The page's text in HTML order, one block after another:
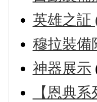
英雄之証
穆拉裝備
神器展示
【恩典